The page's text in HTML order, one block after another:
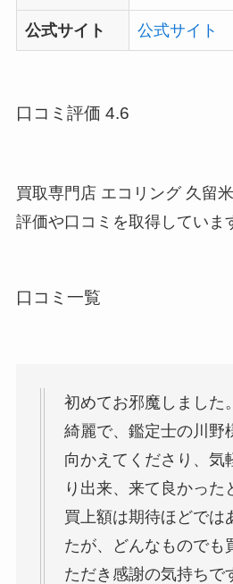
公式サイト 公式サイト
口コミ評価 4.6
買取専門店 エコリング 久留
評価や口コミを取得していま
口コミ一覧
初めてお邪魔しました
綺麗で、鑑定士の川野
向かえてくださり、気
り出来、来て良かった
買上額は期待ほどでは
たが、どんなものでも
ただき感謝の気持ちで